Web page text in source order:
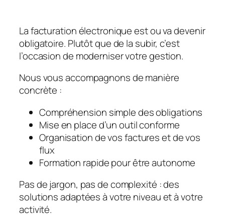
La facturation électronique est ou va devenir
obligatoire. Plutôt que de la subir, c’est
l’occasion de moderniser votre gestion.
Nous vous accompagnons de manière
concrète :
Compréhension simple des obligations
Mise en place d’un outil conforme
Organisation de vos factures et de vos
flux
Formation rapide pour être autonome
Pas de jargon, pas de complexité : des
solutions adaptées à votre niveau et à votre
activité.